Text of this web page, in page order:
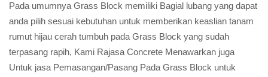
Pada umumnya Grass Block memiliki Bagial lubang yang dapat
anda pilih sesuai kebutuhan untuk memberikan keaslian tanam
rumut hijau cerah tumbuh pada Grass Block yang sudah
terpasang rapih, Kami Rajasa Concrete Menawarkan juga
Untuk jasa Pemasangan/Pasang Pada Grass Block untuk